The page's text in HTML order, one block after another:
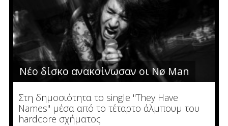
Νέο δίσκο ανακοίνωσαν οι Nø Man
Στη δημοσιότητα το single "They Have
Names" μέσα από το τέταρτο άλμπουμ του
hardcore σχήματος